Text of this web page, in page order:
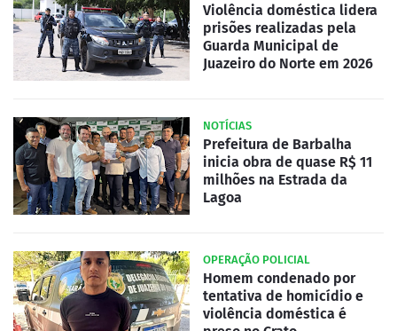
Violência doméstica lidera
prisões realizadas pela
Guarda Municipal de
Juazeiro do Norte em 2026
NOTÍCIAS
Prefeitura de Barbalha
inicia obra de quase R$ 11
milhões na Estrada da
Lagoa
OPERAÇÃO POLICIAL
Homem condenado por
tentativa de homicídio e
violência doméstica é